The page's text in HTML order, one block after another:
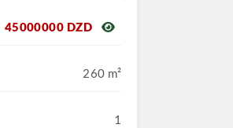
45000000 DZD
260 m²
1